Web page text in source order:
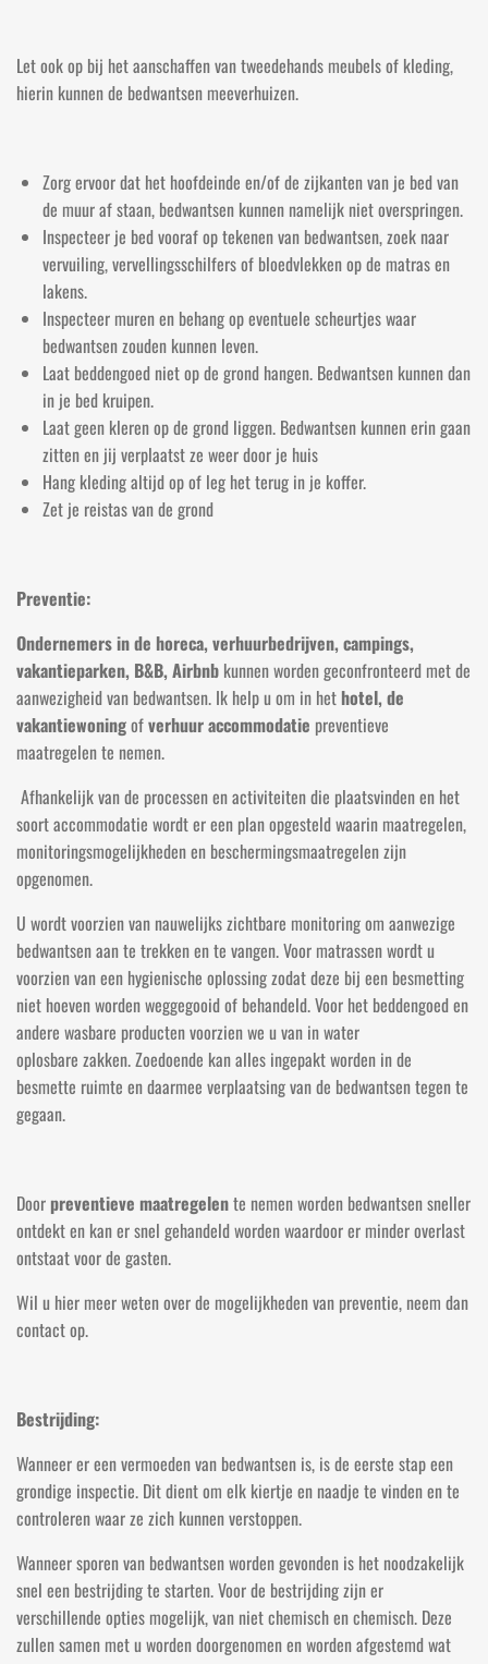
Let ook op bij het aanschaffen van tweedehands meubels of kleding,
hierin kunnen de bedwantsen meeverhuizen.
Zorg ervoor dat het hoofdeinde en/of de zijkanten van je bed van
de muur af staan, bedwantsen kunnen namelijk niet overspringen.
Inspecteer je bed vooraf op tekenen van bedwantsen, zoek naar
vervuiling, vervellingsschilfers of bloedvlekken op de matras en
lakens.
Inspecteer muren en behang op eventuele scheurtjes waar
bedwantsen zouden kunnen leven.
Laat beddengoed niet op de grond hangen. Bedwantsen kunnen dan
in je bed kruipen.
Laat geen kleren op de grond liggen. Bedwantsen kunnen erin gaan
zitten en jij verplaatst ze weer door je huis
Hang kleding altijd op of leg het terug in je koffer.
Zet je reistas van de grond
Preventie:
Ondernemers in de horeca, verhuurbedrijven, campings,
vakantieparken, B&B, Airbnb kunnen worden geconfronteerd met de
aanwezigheid van bedwantsen. Ik help u om in hethotel,de
vakantiewoningofverhuur accommodatie preventieve
maatregelen te nemen.
Afhankelijk van de processen en activiteiten die plaatsvinden en het
soort accommodatie wordt er een plan opgesteld waarin maatregelen,
monitoringsmogelijkheden en beschermingsmaatregelen zijn
opgenomen.
U wordt voorzien van nauwelijks zichtbare monitoring om aanwezige
bedwantsen aan te trekken en te vangen. Voor matrassen wordt u
voorzien van een hygienische oplossing zodat deze bij een besmetting
niet hoeven worden weggegooid of behandeld. Voor het beddengoed en
andere wasbare producten voorzien we u van in water
oplosbare zakken. Zoedoende kan alles ingepakt worden in de
besmette ruimte en daarmee verplaatsing van de bedwantsen tegen te
gegaan.
Doorpreventieve maatregelente nemen worden bedwantsen sneller
ontdekt en kan er snel gehandeld worden waardoor er minder overlast
ontstaat voor de gasten.
Wil u hier meer weten over de mogelijkheden van preventie, neem dan
contact op.
Bestrijding:
Wanneer er een vermoeden van bedwantsen is, is de eerste stap een
grondige inspectie. Dit dient om elk kiertje en naadje te vinden en te
controleren waar ze zich kunnen verstoppen.
Wanneer sporen van bedwantsen worden gevonden is het noodzakelijk
snel een bestrijding te starten. Voor de bestrijding zijn er
verschillende opties mogelijk, van niet chemisch en chemisch. Deze
zullen samen met u worden doorgenomen en worden afgestemd wat